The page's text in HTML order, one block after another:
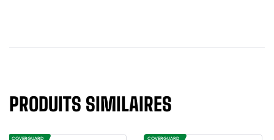
PRODUITS SIMILAIRES
COVERGUARD COVERGUARD